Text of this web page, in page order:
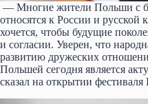
— Многие жители Польши с
относятся к России и русской
хочется, чтобы будущие
и согласии. Уверен, что
развитию дружеских
Польшей сегодня является
сказал на открытии